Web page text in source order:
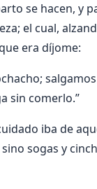
se hacen, y
el cual,
era díjome:
sin comerlo.”
iba de
sogas y